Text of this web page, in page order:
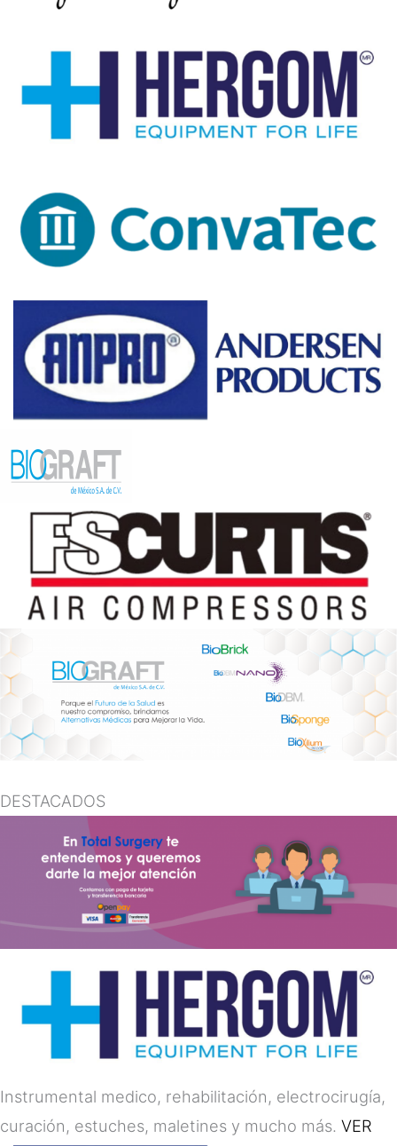
DESTACADOS
Instrumental medico, rehabilitación, electrocirugía,
curación, estuches, maletines y mucho más. VER